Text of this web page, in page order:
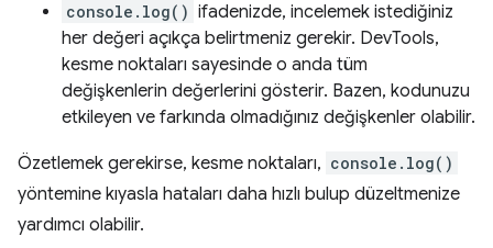
console.log() ifadenizde, incelemek istediğiniz
her değeri açıkça belirtmeniz gerekir. DevTools,
kesme noktaları sayesinde o anda tüm
değişkenlerin değerlerini gösterir. Bazen, kodunuzu
etkileyen ve farkında olmadığınız değişkenler olabilir.
Özetlemek gerekirse, kesme noktaları, console.log()
yöntemine kıyasla hataları daha hızlı bulup düzeltmenize
yardımcı olabilir.